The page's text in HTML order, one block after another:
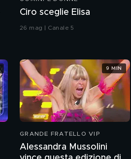
Ciro sceglie Elisa
26 mag | Canale 5
GRANDE FRATELLO VIP
Alessandra Mussolini
9 MIN